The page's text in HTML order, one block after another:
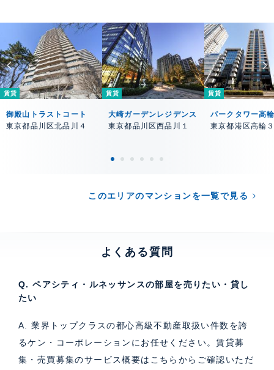
賃貸
御殿山トラストコート
東京都品川区北品川４
賃貸
大崎ガーデンレジデンス
東京都品川区西品川１
賃貸
パークタワー高
東京都港区高輪
このエリアのマンションを一覧で見る
よくある質問
Q. ペアシティ・ルネッサンスの部屋を売りたい・貸し
たい
A. 業界トップクラスの都心高級不動産取扱い件数を誇
るケン・コーポレーションにお任せください。賃貸募
集・売買募集のサービス概要はこちら からご確認いただ